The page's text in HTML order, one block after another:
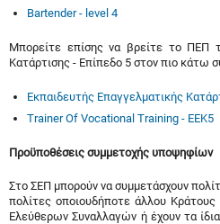
Bartender - level 4
Μπορείτε επίσης να βρείτε το ΠΕΠ
Κατάρτισης - Επίπεδο 5 στον πιο κάτω
Εκπαιδευτής Επαγγελματικής
Trainer Of Vocational Training - EEK5
Προϋποθέσεις συμμετοχής υποψηφίων
Στο ΣΕΠ μπορούν να συμμετάσχουν
πολίτες οποιουδήποτε άλλου
Ελεύθερων Συναλλαγών ή έχουν τα